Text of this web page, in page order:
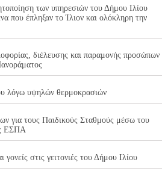
των υπηρεσιών του Δήμου Ιλίου
που έπληξαν το Ίλιον και ολόκληρη την
διέλευσης και παραμονής προσώπων
λόγω υψηλών θερμοκρασιών
για τους Παιδικούς Σταθμούς μέσω του
ΕΣΠΑ
γονείς στις γειτονιές του Δήμου Ιλίου